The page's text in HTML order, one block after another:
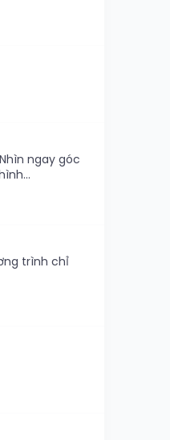
ngay góc
trình chỉ